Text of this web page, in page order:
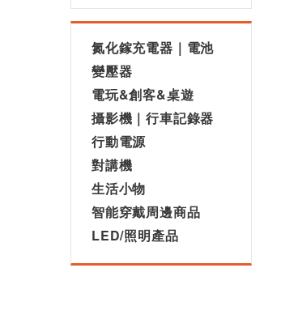
氮化鎵充電器｜電池
變壓器
電玩&創客&桌遊
攝影機｜行車記錄器
行動電源
對講機
生活小物
智能穿戴周邊商品
LED/照明產品